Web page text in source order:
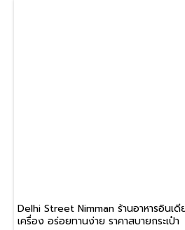
Delhi Street Nimman ร้านอาหารอินเดี
เครื่อง อร่อยทานง่าย ราคาสบายกระเป๋า